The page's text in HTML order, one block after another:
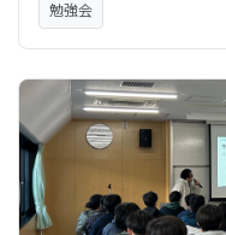
勉強会